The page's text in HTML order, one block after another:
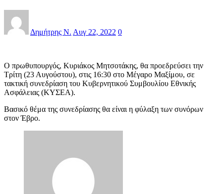
Δημήτρης Ν. Αυγ 22, 2022 0
Ο πρωθυπουργός, Κυριάκος Μητσοτάκης, θα προεδρεύσει την
Τρίτη (23 Αυγούστου), στις 16:30 στο Μέγαρο Μαξίμου, σε
τακτική συνεδρίαση του Κυβερνητικού Συμβουλίου Εθνικής
Ασφάλειας (ΚΥΣΕΑ).
Βασικό θέμα της συνεδρίασης θα είναι η φύλαξη των συνόρων
στον Έβρο.